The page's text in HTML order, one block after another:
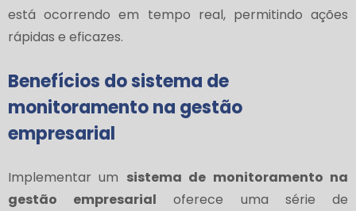
está ocorrendo em tempo real, permitindo ações
rápidas e eficazes.
Benefícios do sistema de
monitoramento na gestão
empresarial
Implementar um sistema de monitoramento na
gestão empresarial oferece uma série de